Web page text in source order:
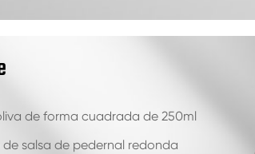
de forma cuadrada de 250ml
salsa de pedernal redonda